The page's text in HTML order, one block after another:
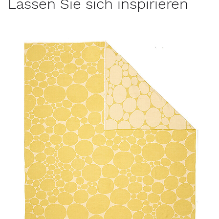
Lassen Sie sich inspirieren